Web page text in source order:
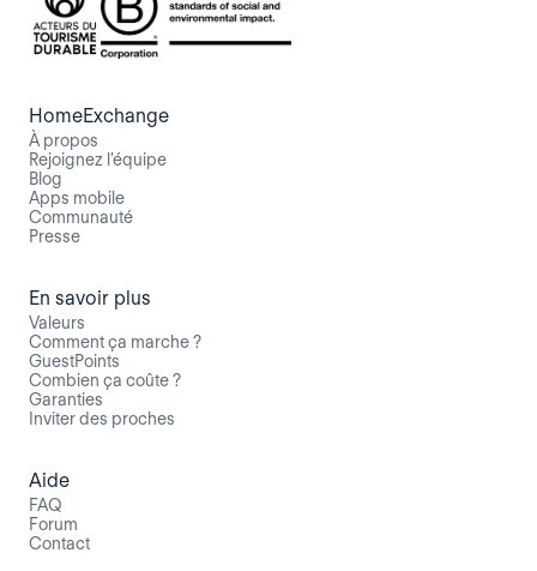
HomeExchange
À propos
Rejoignez l’équipe
Blog
Apps mobile
Communauté
Presse
En savoir plus
Valeurs
Comment ça marche ?
GuestPoints
Combien ça coûte ?
Garanties
Inviter des proches
Aide
FAQ
Forum
Contact